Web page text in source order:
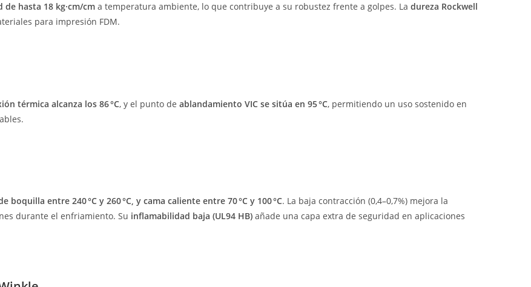
hasta 18 kg·cm/cm a temperatura ambiente, lo que contribuye a su robustez frente a golpes. La dureza Rockwell
para impresión FDM.
térmica alcanza los 86 °C, y el punto de ablandamiento VIC se sitúa en 95 °C, permitiendo un uso sostenido en
boquilla entre 240 °C y 260 °C, y cama caliente entre 70 °C y 100 °C. La baja contracción (0,4–0,7%) mejora la
durante el enfriamiento. Su inflamabilidad baja (UL94 HB) añade una capa extra de seguridad en aplicaciones